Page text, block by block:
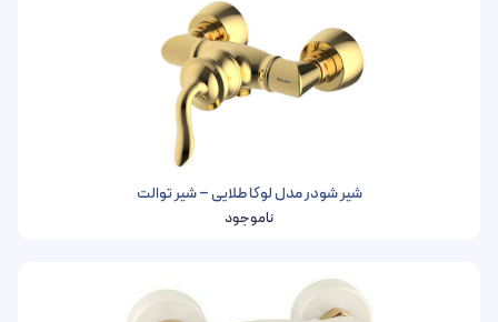
شیر شودر مدل لوکا طلایی – شیر توالت
ناموجود